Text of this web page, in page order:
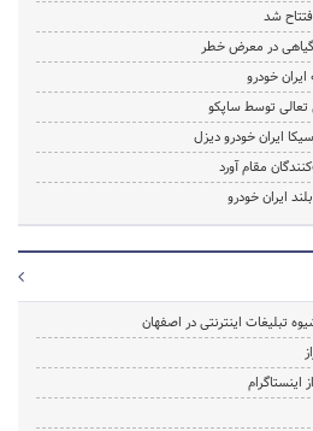
شد
خودرو
تعالی توسط ساپکو
ایران خودرو دیزل
مقام آورد
ایران خودرو
تبلیغات اینترنتی در اصفهان